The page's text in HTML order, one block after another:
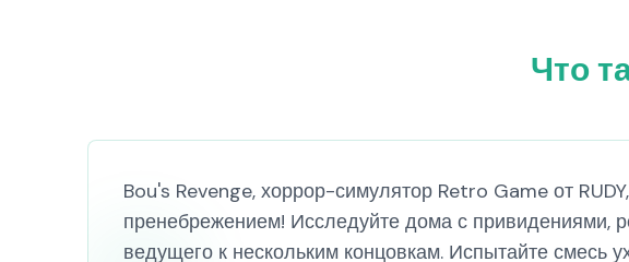
Что
Bou's Revenge, хоррор-симулятор Retro Game от
пренебрежением! Исследуйте дома с привидениями,
ведущего к нескольким концовкам. Испытайте